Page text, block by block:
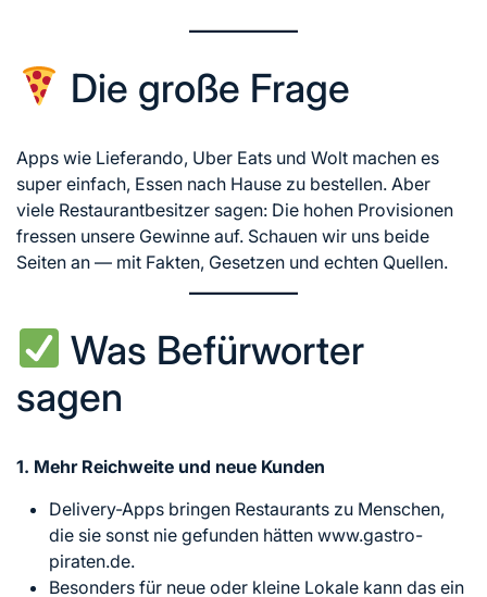
Die große Frage
Apps wie Lieferando, Uber Eats und Wolt machen es
super einfach, Essen nach Hause zu bestellen. Aber
viele Restaurantbesitzer sagen: Die hohen Provisionen
fressen unsere Gewinne auf. Schauen wir uns beide
Seiten an — mit Fakten, Gesetzen und echten Quellen.
Was Befürworter
sagen
1. Mehr Reichweite und neue Kunden
Delivery-Apps bringen Restaurants zu Menschen,
die sie sonst nie gefunden hätten www.gastro-
piraten.de.
Besonders für neue oder kleine Lokale kann das ein